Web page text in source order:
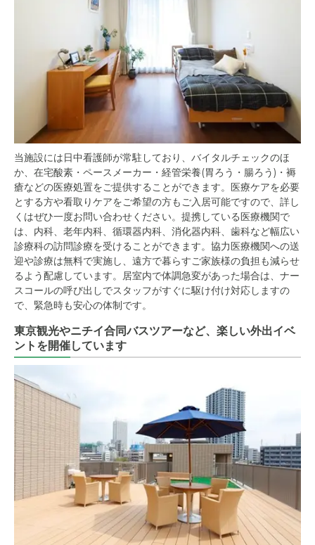
当施設には日中看護師が常駐しており、バイタルチェックのほ
か、在宅酸素・ペースメーカー・経管栄養(胃ろう・腸ろう)・褥
瘡などの医療処置をご提供することができます。医療ケアを必要
とする方や看取りケアをご希望の方もご入居可能ですので、詳し
くはぜひ一度お問い合わせください。提携している医療機関で
は、内科、老年内科、循環器内科、消化器内科、歯科など幅広い
診療科の訪問診療を受けることができます。協力医療機関への送
迎や診療は無料で実施し、遠方で暮らすご家族様の負担も減らせ
るよう配慮しています。居室内で体調急変があった場合は、ナー
スコールの呼び出しでスタッフがすぐに駆け付け対応しますの
で、緊急時も安心の体制です。
東京観光やニチイ合同バスツアーなど、楽しい外出イベ
ントを開催しています